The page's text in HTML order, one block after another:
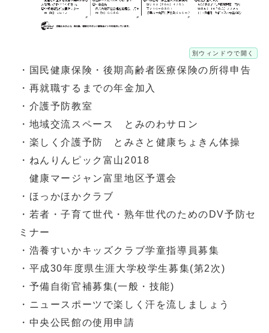
別ウィンドウで開く
・国民健康保険・後期高齢者医療保険の所得申告
・再就職するまでの年金加入
・介護予防教室
・地域交流スペース とみのわサロン
・楽しく介護予防 とみさと健康ちょきん体操
・ねんりんピック富山2018
健康マージャン富里地区予選会
・ほっかほかクラブ
・若者・子育て世代・熟年世代のためのDV予防セ
ミナー
・浩養すいかキッズクラブ学童指導員募集
・平成30年度県生涯大学校学生募集(第2次)
・予備自衛官補募集(一般・技能)
・ニュースポーツで楽しく汗を流しましょう
・中央公民館の使用申請